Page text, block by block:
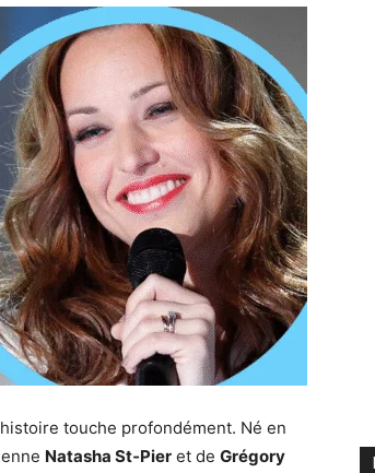
touche profondément. Né en
Natasha St‑Pier et de Grégory